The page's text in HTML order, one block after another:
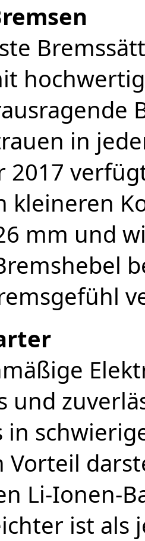
in
2017
kleineren
mm und
und
in
Vorteil
Li-Ionen-
ist als